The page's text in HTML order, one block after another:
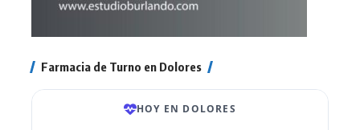
Farmacia de Turno en Dolores